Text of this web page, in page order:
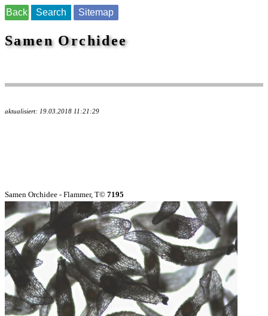
Back Search Sitemap
Samen Orchidee
aktualisiert: 19.03.2018 11:21:29
Samen Orchidee - Flammer, T© 7195